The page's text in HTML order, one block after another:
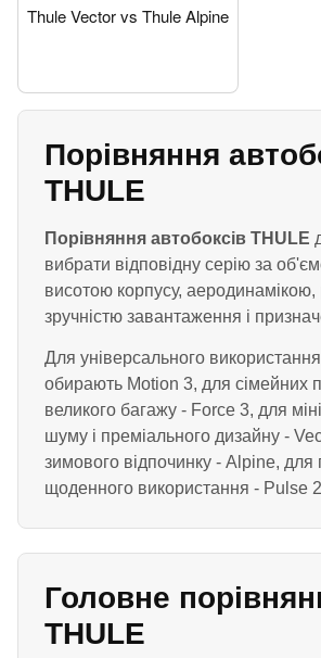
Порівняння
THULE
Порівняння автобоксів THULE
вибрати відповідну серію за
висотою корпусу,
зручністю завантаження і
Для універсального
обирають Motion 3, для сімейних
великого багажу - Force 3, для
шуму і преміального дизайну -
зимового відпочинку - Alpine, для
щоденного використання - Pulse
Головне
THULE
Thule Vector vs Thule Alpine